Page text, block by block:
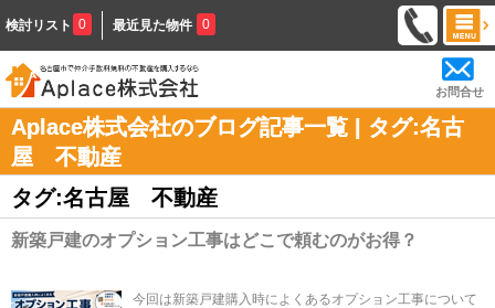
検討リスト 0 最近見た物件 0
お問合せ
Aplace株式会社のブログ記事一覧 | タグ:名古
屋 不動産
タグ:名古屋 不動産
新築戸建のオプション工事はどこで頼むのがお得？
今回は新築戸建購入時によくあるオプション工事について